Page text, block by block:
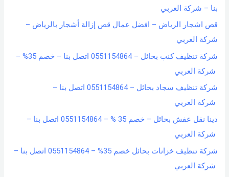
بنا – شركة العربي
قص اشجار الرياض – افضل عمال قص إزالة أشجار بالرياض –
شركة العربي
شركة تنظيف كنب بحائل – 0551154864 اتصل بنا – خصم 35% –
شركة العربي
شركة تنظيف سجاد بحائل – 0551154864 اتصل بنا –
شركة العربي
دينا نقل عفش بحائل – خصم 35 % – 0551154864 اتصل بنا –
شركة العربي
شركة تنظيف خزانات بحائل خصم 35% – 0551154864 اتصل بنا –
شركة العربي